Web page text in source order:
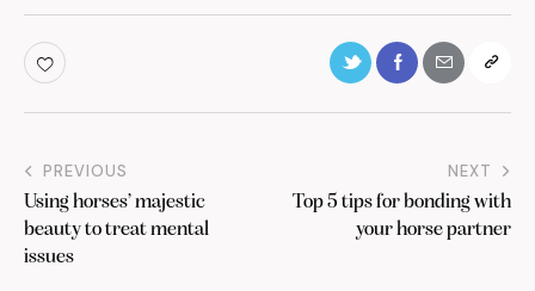
PREVIOUS
Using horses’ majestic
beauty to treat mental
issues
NEXT
Top 5 tips for bonding with
your horse partner